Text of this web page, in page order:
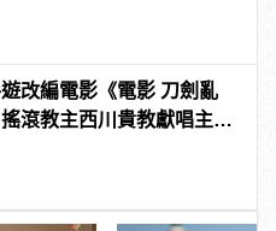
改編電影《電影 刀劍亂
滾教主西川貴教獻唱主題